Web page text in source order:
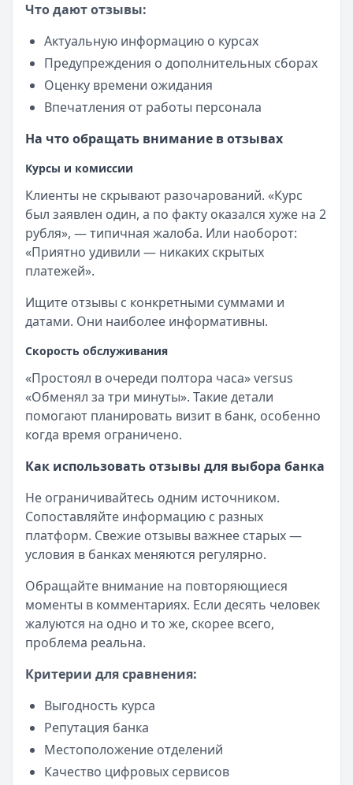
Что дают отзывы:
Актуальную информацию о курсах
Предупреждения о дополнительных сборах
Оценку времени ожидания
Впечатления от работы персонала
На что обращать внимание в отзывах
Курсы и комиссии
Клиенты не скрывают разочарований. «Курс
был заявлен один, а по факту оказался хуже на 2
рубля», — типичная жалоба. Или наоборот:
«Приятно удивили — никаких скрытых
платежей».
Ищите отзывы с конкретными суммами и
датами. Они наиболее информативны.
Скорость обслуживания
«Простоял в очереди полтора часа» versus
«Обменял за три минуты». Такие детали
помогают планировать визит в банк, особенно
когда время ограничено.
Как использовать отзывы для выбора банка
Не ограничивайтесь одним источником.
Сопоставляйте информацию с разных
платформ. Свежие отзывы важнее старых —
условия в банках меняются регулярно.
Обращайте внимание на повторяющиеся
моменты в комментариях. Если десять человек
жалуются на одно и то же, скорее всего,
проблема реальна.
Критерии для сравнения:
Выгодность курса
Репутация банка
Местоположение отделений
Качество цифровых сервисов